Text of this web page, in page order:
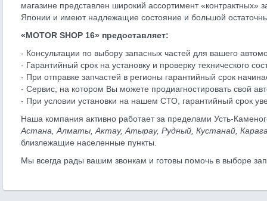
магазине представлен широкий ассортимент «контрактных»
Японии и имеют надлежащие состояние и большой
«MOTOR SHOP 16» предоставляет:
- Консультации по выбору запасных частей для вашего
- Гарантийный срок на установку и проверку технического
- При отправке запчастей в регионы гарантийный срок
- Сервис, на котором Вы можете продиагностировать свой
- При условии установки на нашем СТО, гарантийный срок
Наша компания активно работает за пределами Усть-
Астана, Алматы, Актау, Атырау, Рудный, Кустанай,
близлежащие населенные пункты.
Мы всегда рады вашим звонкам и готовы помочь в выборе